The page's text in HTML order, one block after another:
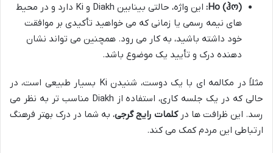
Ho (ჰო):
این واژه، حالتی بینابین Diakh و Ki دارد و در محیط
های نیمه رسمی یا زمانی که می خواهید تأکیدی بر موافقت
خود داشته باشید، به کار می رود. همچنین می تواند نشان
دهنده درک و تأیید یک موضوع باشد.
مثلاً در مکالمه ای با یک دوست، شنیدن Ki بسیار طبیعی است، در
حالی که در یک جلسه کاری، استفاده از Diakh مناسب تر به نظر می
رسد. این ظرافت ها درکلمات رایج گرجی، به شما در درک بهتر فرهنگ
ارتباطی این مردم کمک می کند.